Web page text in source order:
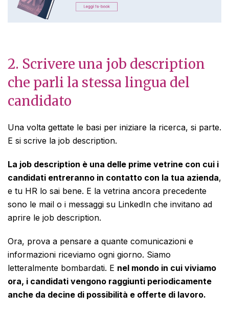
2. Scrivere una job description
che parli la stessa lingua del
candidato
Una volta gettate le basi per iniziare la ricerca, si parte.
E si scrive la job description.
La job description è una delle prime vetrine con cui i
candidati entreranno in contatto con la tua azienda,
e tu HR lo sai bene. E la vetrina ancora precedente
sono le mail o i messaggi su LinkedIn che invitano ad
aprire le job description.
Ora, prova a pensare a quante comunicazioni e
informazioni riceviamo ogni giorno. Siamo
letteralmente bombardati. E nel mondo in cui viviamo
ora, i candidati vengono raggiunti periodicamente
anche da decine di possibilità e offerte di lavoro.